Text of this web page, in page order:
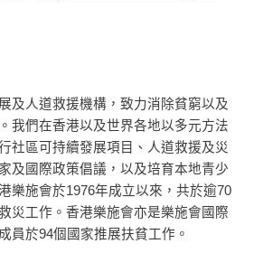
及人道救援機構，致力消除貧窮以及
我們在香港以及世界各地以多元方法
社區可持續發展項目、人道救援及災
及國際政策倡議，以及培育本地青少
樂施會於1976年成立以來，共於逾70
災工作。香港樂施會亦是樂施會國際
員於94個國家推展扶貧工作。